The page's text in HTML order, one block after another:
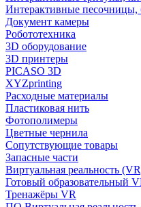
Интерактивные
Документ камеры
Робототехника
3D оборудование
3D принтеры
PICASO 3D
XYZprinting
Расходные материалы
Пластиковая нить
Фотополимеры
Цветные чернила
Сопутствующие товары
Запасные части
Виртуальная реальность
Готовый образовательный
Тренажёры VR